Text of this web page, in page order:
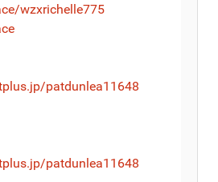
wzxrichelle775
patdunlea11648
patdunlea11648